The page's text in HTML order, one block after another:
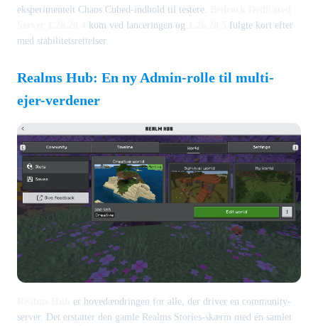
eksperimentelt Chaos Cubed-indhold til testere.
kom ved lanceringen og
fulgte kort efter
med stabilitetsrettelser.
Realms Hub: En ny Admin-rolle til multi-
ejer-verdener
er hovedændringen for alle, der driver en community-
server. Det erstatter den gamle Realms Stories-skærm med én samlet